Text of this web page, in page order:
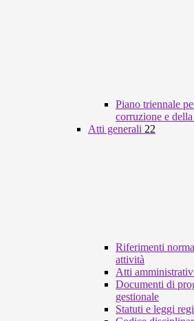
Piano triennale
corruzione e
Atti generali 22
Riferimenti
attività
Atti
Documenti di
gestionale
Statuti e leggi